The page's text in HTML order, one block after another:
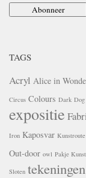
TAGS
Acryl Alice in
Circus Colours Dark Dog
expositie
Iron Kaposvar
Out-door owl Pakje Kunst
Sloten tekeningen